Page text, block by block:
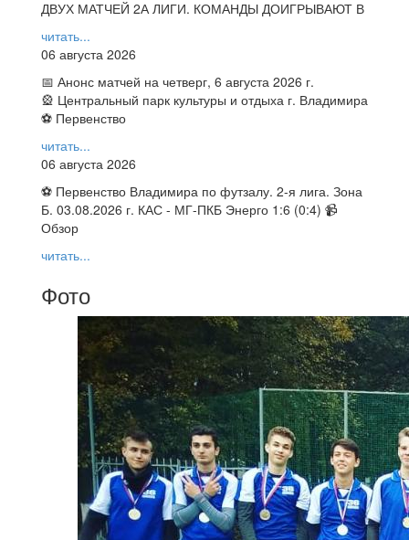
ДВУХ МАТЧЕЙ 2А ЛИГИ. КОМАНДЫ ДОИГРЫВАЮТ В
читать...
06 августа 2026
📅 Анонс матчей на четверг, 6 августа 2026 г.
🎡 Центральный парк культуры и отдыха г. Владимира
⚽ Первенство
читать...
06 августа 2026
⚽ Первенство Владимира по футзалу. 2-я лига. Зона
Б. 03.08.2026 г. КАС - МГ-ПКБ Энерго 1:6 (0:4) 📹
Обзор
читать...
Фото